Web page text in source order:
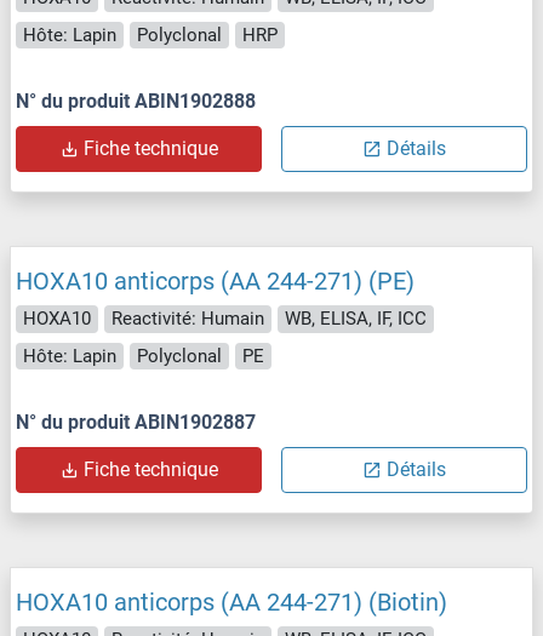
Hôte: Lapin
Polyclonal HRP
N° du produit ABIN1902888
Fiche technique Détails
HOXA10 anticorps (AA 244-271) (PE)
HOXA10 Reactivité: Humain
WB, ELISA, IF, ICC
Hôte: Lapin
Polyclonal PE
N° du produit ABIN1902887
Fiche technique Détails
HOXA10 anticorps (AA 244-271) (Biotin)